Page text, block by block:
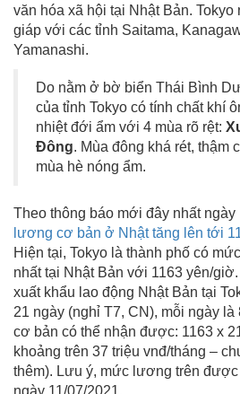
văn hóa xã hội tại Nhật Bản.
giáp với các tỉnh Saitama,
Yamanashi.
Do nằm ở bờ biển Thái Bình
của tỉnh Tokyo có tính chất khí
nhiệt đới ẩm với 4 mùa rõ rệt:
Đông. Mùa đông khá rét, thậm
mùa hè nóng ẩm.
Theo thông báo mới đây nhất ngày
lương cơ bản ở Nhật tăng lên tới
Hiện tại, Tokyo là thành phố có
nhất tại Nhật Bản với 1163 yên/
xuất khẩu lao động Nhật Bản tại
21 ngày (nghỉ T7, CN), mỗi ngày
cơ bản có thể nhận được: 1163 x
khoảng trên 37 triệu vnđ/tháng –
thêm). Lưu ý, mức lương trên được